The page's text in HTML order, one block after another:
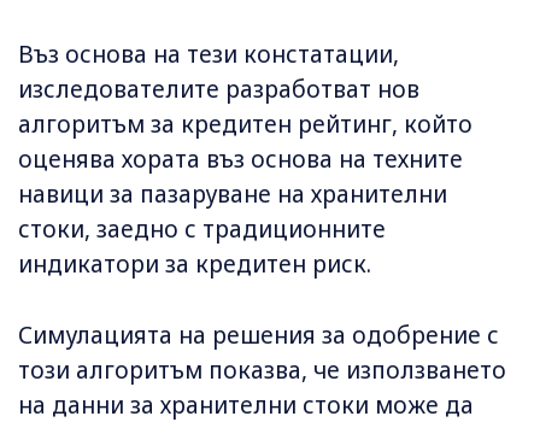
Въз основа на тези констатации,
изследователите разработват нов
алгоритъм за кредитен рейтинг, който
оценява хората въз основа на техните
навици за пазаруване на хранителни
стоки, заедно с традиционните
индикатори за кредитен риск.
Симулацията на решения за одобрение с
този алгоритъм показва, че използването
на данни за хранителни стоки може да